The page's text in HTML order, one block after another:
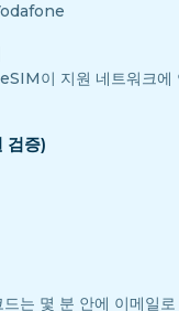
이 지원 네트워크에
검증)
는 몇 분 안에 이메일로